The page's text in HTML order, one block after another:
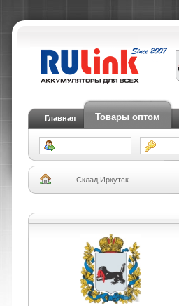
Главная Товары оптом
Склад Иркутск